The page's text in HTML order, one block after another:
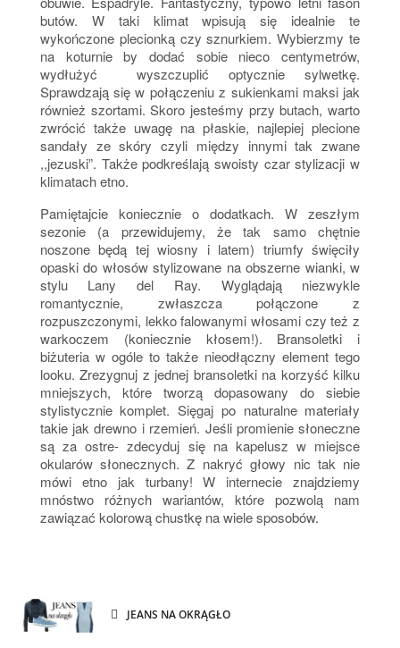
butów. W taki klimat wpisują się idealnie te
wykończone plecionką czy sznurkiem. Wybierzmy te
na koturnie by dodać sobie nieco centymetrów,
wydłużyć wyszczuplić optycznie sylwetkę.
Sprawdzają się w połączeniu z sukienkami maksi jak
również szortami. Skoro jesteśmy przy butach, warto
zwrócić także uwagę na płaskie, najlepiej plecione
sandały ze skóry czyli między innymi tak zwane
,,jezuski”. Także podkreślają swoisty czar stylizacji w
klimatach etno.
Pamiętajcie koniecznie o dodatkach. W zeszłym
sezonie (a przewidujemy, że tak samo chętnie
noszone będą tej wiosny i latem) triumfy święciły
opaski do włosów stylizowane na obszerne wianki, w
stylu Lany del Ray. Wyglądają niezwykle
romantycznie, zwłaszcza połączone z
rozpuszczonymi, lekko falowanymi włosami czy też z
warkoczem (koniecznie kłosem!). Bransoletki i
biżuteria w ogóle to także nieodłączny element tego
looku. Zrezygnuj z jednej bransoletki na korzyść kilku
mniejszych, które tworzą dopasowany do siebie
stylistycznie komplet. Sięgaj po naturalne materiały
takie jak drewno i rzemień. Jeśli promienie słoneczne
są za ostre- zdecyduj się na kapelusz w miejsce
okularów słonecznych. Z nakryć głowy nic tak nie
mówi etno jak turbany! W internecie znajdziemy
mnóstwo różnych wariantów, które pozwolą nam
zawiązać kolorową chustkę na wiele sposobów.
JEANS NA OKRĄGŁO